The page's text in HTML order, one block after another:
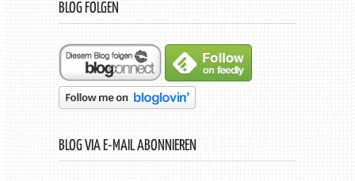
BLOG FOLGEN
BLOG VIA E-MAIL ABONNIEREN